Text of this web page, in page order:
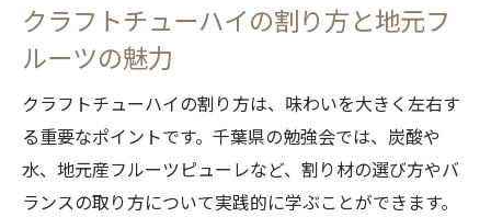
クラフトチューハイの割り方と地元フ
ルーツの魅力
クラフトチューハイの割り方は、味わいを大きく左右す
る重要なポイントです。千葉県の勉強会では、炭酸や
水、地元産フルーツピューレなど、割り材の選び方やバ
ランスの取り方について実践的に学ぶことができます。